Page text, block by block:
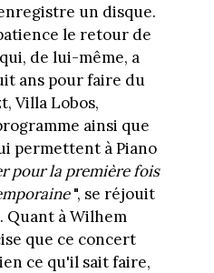
un disque.
le retour de
de lui-même, a
ans pour faire du
Villa Lobos,
ainsi que
permettent à Piano
pour la première fois
", se réjouit
Quant à Wilhem
que ce concert
ce qu'il sait faire,